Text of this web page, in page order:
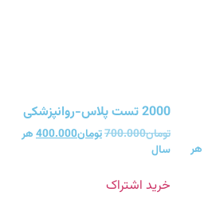
هر
2000 تست پلاس-روانپزشکی
تومان700.000تومان400.000هر
سال
خرید اشتراک